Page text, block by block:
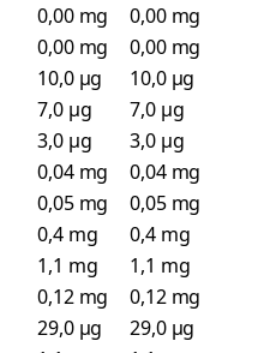
0,00 mg
0,00 mg
0,00 mg
0,00 mg
10,0 µg
10,0 µg
7,0 µg
7,0 µg
3,0 µg
3,0 µg
0,04 mg
0,04 mg
0,05 mg
0,05 mg
0,4 mg
0,4 mg
1,1 mg
1,1 mg
0,12 mg
0,12 mg
29,0 µg
29,0 µg